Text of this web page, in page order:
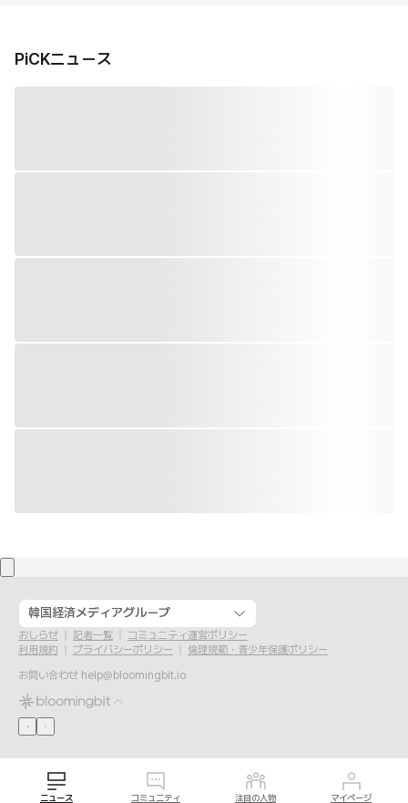
PiCKニュース
韓国経済メディアグループ
おしらせ 記者一覧
コミュニティ運営ポリシー
利用規約
プライバシーポリシー
倫理規範・青少年保護ポリシー
お問い合わせ help@bloomingbit.io
ニュース コミュニティ 注目の人物 マイページ